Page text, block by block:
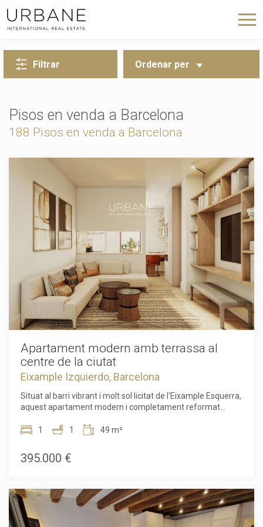
Filtrar Ordenar per
Pisos en venda a Barcelona
188 Pisos en venda a Barcelona
Apartament modern amb terrassa al
centre de la ciutat
Eixample Izquierdo, Barcelona
Situat al barri vibrant i molt sol·licitat de l'Eixample Esquerra,
aquest apartament modern i completament reformat
confort i funcionalitat. Amb una superfície útil optimitzada
busca un estil de vida urbà i elegant en un dels districtes
més desitjats de Barcelona. El cor de l'apartament és un
inundat de llum natural gràcies al seu disseny intel·ligent i a
les grans finestres, creant un ambient lluminós i acollidor.
Tant si reps amics per sopar com si gaudeixes d'una nit
1 1 49 m²
395.000 €